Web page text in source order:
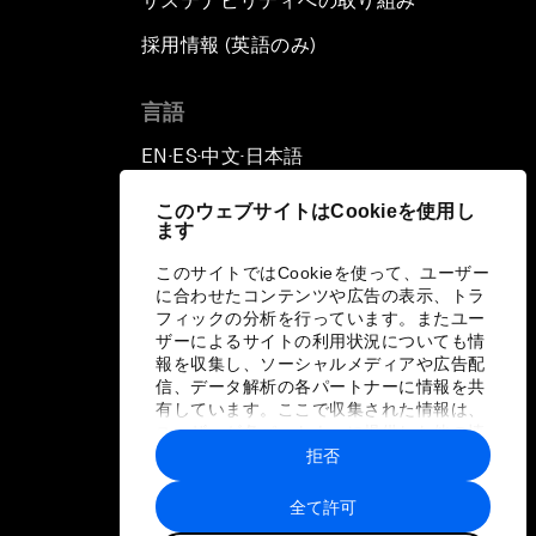
このウェブサイトはCookieを使用し
ます
このサイトではCookieを使って、ユーザー
に合わせたコンテンツや広告の表示、トラ
フィックの分析を行っています。またユー
ザーによるサイトの利用状況についても情
報を収集し、ソーシャルメディアや広告配
信、データ解析の各パートナーに情報を共
有しています。ここで収集された情報は、
ユーザーが各パートナーに提供した他の情
報や各パートナーのサービスを使用した際
に収集された情報と組み合わされ、各パー
トナーによって使用されることがありま
す。
全て許可
拒否
採用情報 (英語のみ)
言語
EN ▪ ES▪中文▪ 日本語